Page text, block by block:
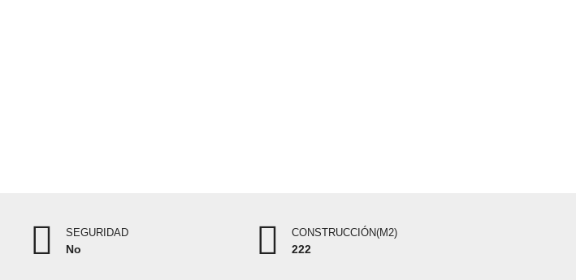
SEGURIDAD
No
CONSTRUCCIÓN(M2)
222